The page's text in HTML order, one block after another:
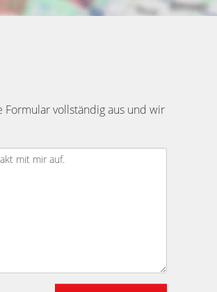
vollständig aus und wir